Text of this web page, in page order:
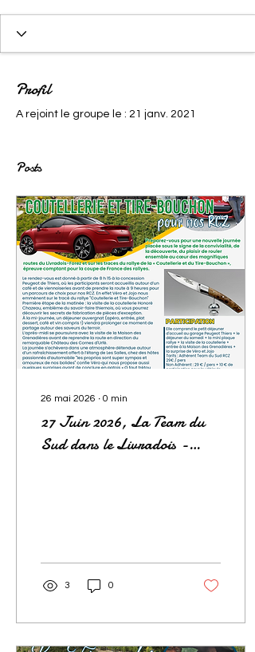
Profil
A rejoint le groupe le : 21 janv. 2021
Posts
26 mai 2026 ∙ 0 min
27 Juin 2026, La Team du
Sud dans le Livradois -
3 0